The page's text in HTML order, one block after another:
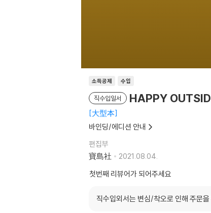
소득공제 수입
직수입일서 HAPPY
大型本
바인딩/에디션 안내
편집부
寶島社
2021.08.04.
첫번째 리뷰어가 되어주세요
직수입외서는 변심/착오로 인해 주문